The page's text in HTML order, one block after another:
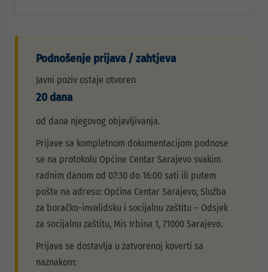
Podnošenje prijava / zahtjeva
Javni poziv ostaje otvoren
20 dana
od dana njegovog objavljivanja.
Prijave sa kompletnom dokumentacijom podnose
se na protokolu Općine Centar Sarajevo svakim
radnim danom od 07:30 do 16:00 sati ili putem
pošte na adresu: Općina Centar Sarajevo, Služba
za boračko-invalidsku i socijalnu zaštitu – Odsjek
za socijalnu zaštitu, Mis Irbina 1, 71000 Sarajevo.
Prijava se dostavlja u zatvorenoj koverti sa
naznakom: